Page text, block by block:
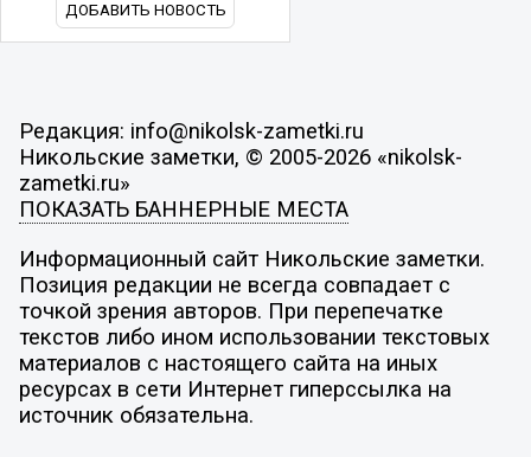
ДОБАВИТЬ НОВОСТЬ
Редакция: info@nikolsk-zametki.ru
Никольские заметки, © 2005-2026 «nikolsk-
zametki.ru»
ПОКАЗАТЬ БАННЕРНЫЕ МЕСТА
Информационный сайт Никольские заметки.
Позиция редакции не всегда совпадает с
точкой зрения авторов. При перепечатке
текстов либо ином использовании текстовых
материалов с настоящего сайта на иных
ресурсах в сети Интернет гиперссылка на
источник обязательна.